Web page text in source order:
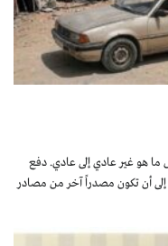
ما هو غير عادي إلى عادي. دفع
إلى أن تكون مصدراً آخر من مصادر